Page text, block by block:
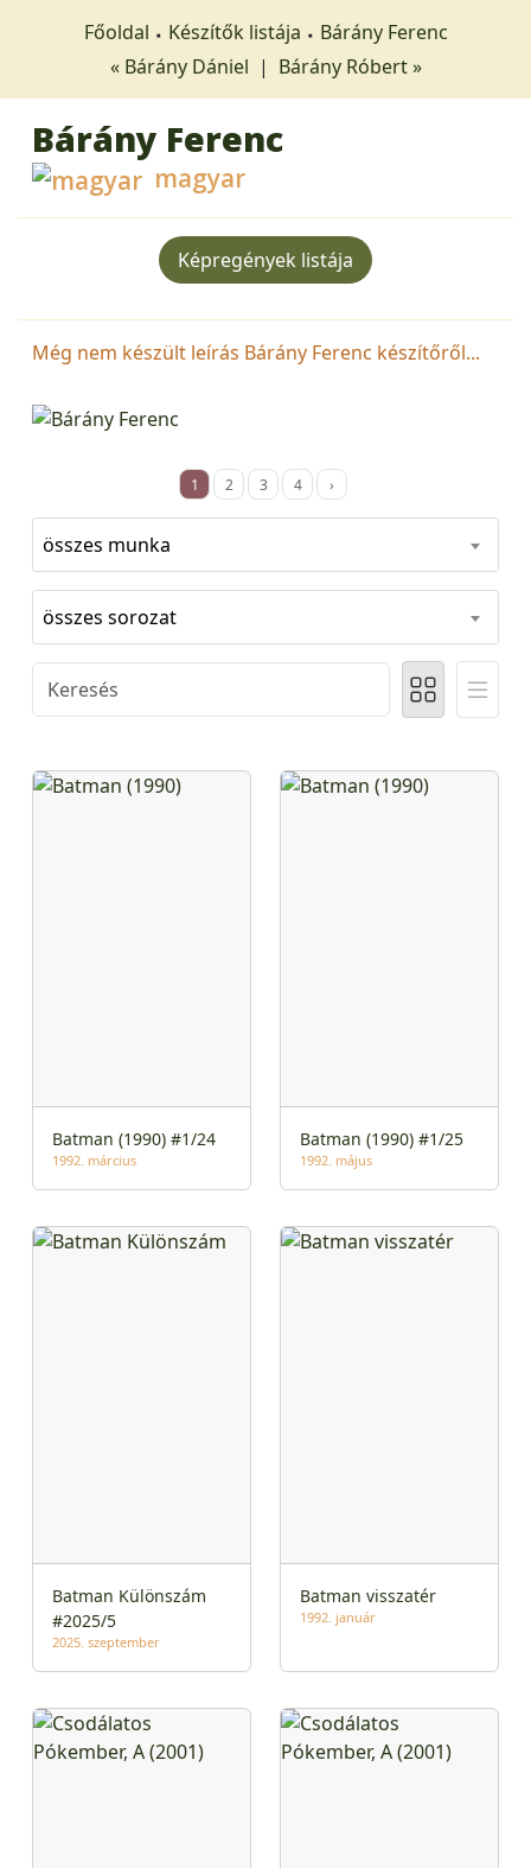
Főoldal Készítők listája
Bárány Ferenc
« Bárány Dániel | Bárány Róbert »
Bárány Ferenc
magyar
Képregények listája
Még nem készült leírás Bárány Ferenc készítőről...
1 2 3 4 ›
összes munka
összes sorozat
Batman (1990) #1/24
1992. március
Batman (1990) #1/25
1992. május
Batman Különszám
#2025/5
2025. szeptember
Batman visszatér
1992. január